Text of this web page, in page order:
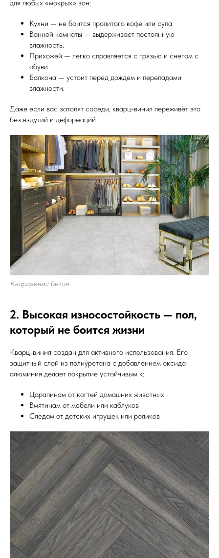
для любых «мокрых» зон:
Кухни — не боится пролитого кофе или супа.
Ванной комнаты — выдерживает постоянную
влажность.
Прихожей — легко справляется с грязью и снегом с
обуви.
Балкона — устоит перед дождем и перепадами
влажности.
Даже если вас затопят соседи, кварц-винил переживёт это
без вздутий и деформаций.
Кварцвинил бетон
2. Высокая износостойкость — пол,
который не боится жизни
Кварц-винил создан для активного использования. Его
защитный слой из полиуретана с добавлением оксида
алюминия делает покрытие устойчивым к:
Царапинам от когтей домашних животных
Вмятинам от мебели или каблуков
Следам от детских игрушек или роликов